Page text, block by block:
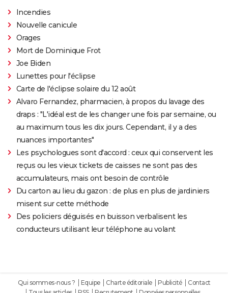
Incendies
Nouvelle canicule
Orages
Mort de Dominique Frot
Joe Biden
Lunettes pour l'éclipse
Carte de l'éclipse solaire du 12 août
Alvaro Fernandez, pharmacien, à propos du lavage des
draps : "L'idéal est de les changer une fois par semaine, ou
au maximum tous les dix jours. Cependant, il y a des
nuances importantes"
Les psychologues sont d'accord : ceux qui conservent les
reçus ou les vieux tickets de caisses ne sont pas des
accumulateurs, mais ont besoin de contrôle
Du carton au lieu du gazon : de plus en plus de jardiniers
misent sur cette méthode
Des policiers déguisés en buisson verbalisent les
conducteurs utilisant leur téléphone au volant
Qui sommes-nous ? Equipe Charte éditoriale Publicité
Contact